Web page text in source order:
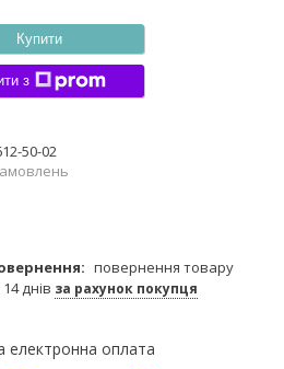
Купити
з
50-02
повернення товару
днів за рахунок покупця